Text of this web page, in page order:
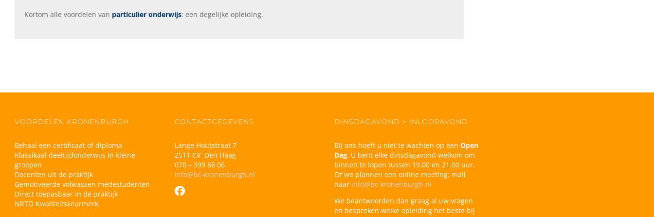
Kortom alle voordelen van particulier onderwijs: een degelijke opleiding.
VOORDELEN KRONENBURGH
Behaal een certificaat of diploma
Klassikaal deeltijdonderwijs in kleine
groepen
Docenten uit de praktijk
Gemotiveerde volwassen medestudenten
Direct toepasbaar in de praktijk
NRTO Kwaliteitskeurmerk
CONTACTGEGEVENS
Lange Houtstraat 7
2511 CV Den Haag
070 – 399 88 06
info@bc-kronenburgh.nl
DINSDAGAVOND > INLOOPAVOND
Bij ons hoeft u niet te wachten op een Open
Dag. U bent elke dinsdagavond welkom om
binnen te lopen tussen 19.00 en 21.00 uur.
Of we plannen een online meeting: mail
naar info@bc-kronenburgh.nl
We beantwoorden dan graag al uw vragen
en bespreken welke opleiding het beste bij